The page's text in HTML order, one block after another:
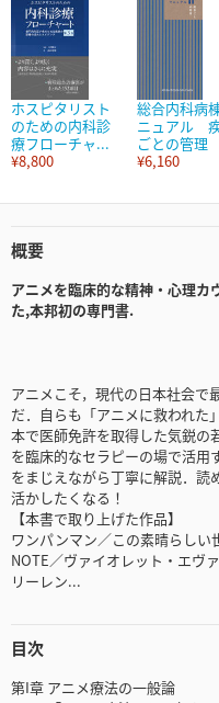
ホスピタリスト
のための内科診
療フローチャ...
¥8,800
総合内科病
ニュアル
ごとの管理
¥6,160
概要
アニメを臨床的な精神・心理カ
た,本邦初の専門書.
アニメこそ，現代の日本社会で
だ．自らも「アニメに救われた
本で医師免許を取得した気鋭の
を臨床的なセラピーの場で活用
をまじえながら丁寧に解説．読
活かしたくなる！
【本書で取り上げた作品】
ワンパンマン／この素晴らしい
NOTE／ヴァイオレット・エヴ
リーレン...
目次
第I章 アニメ療法の一般論